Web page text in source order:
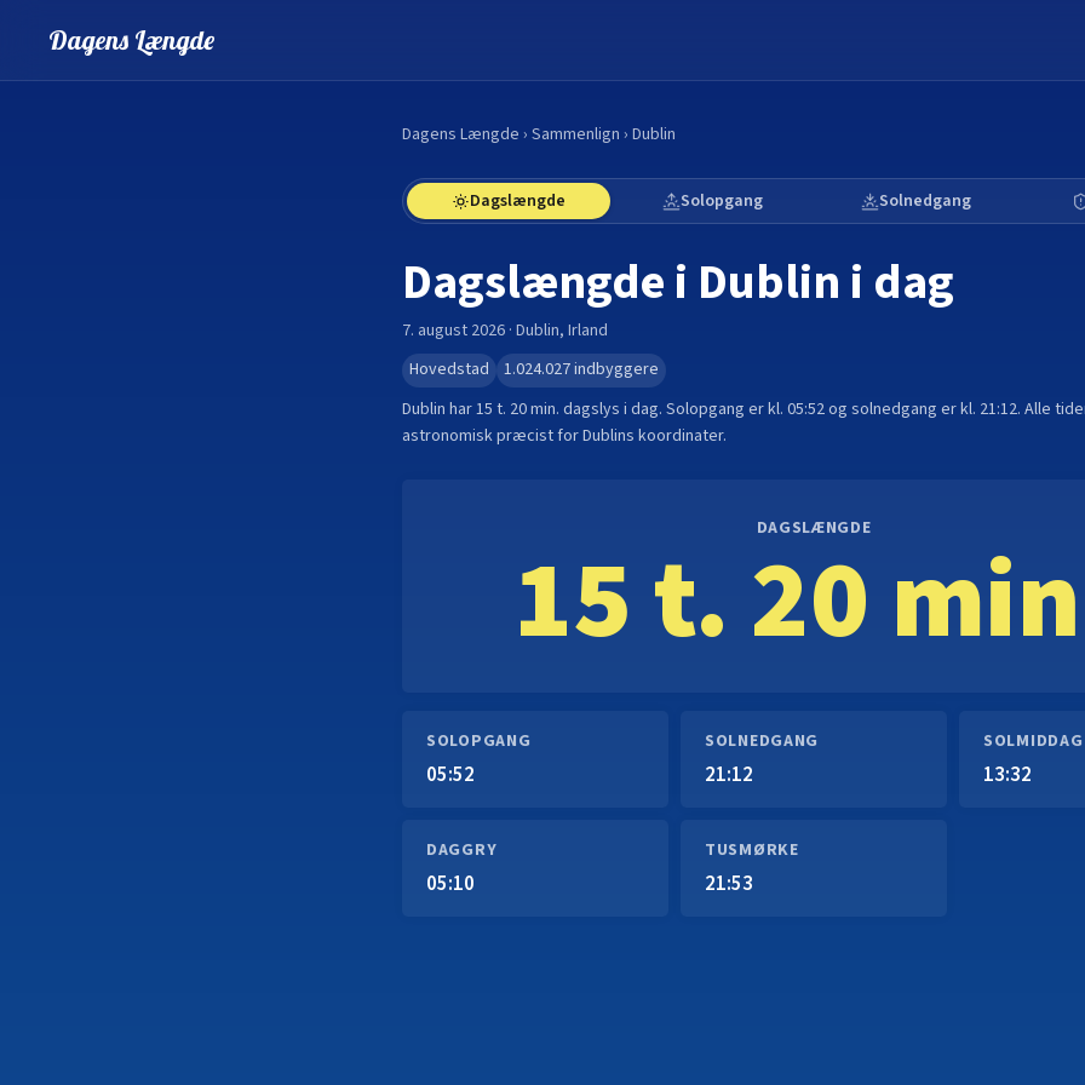
Dagens Længde
Dagens Længde › Sammenlign › Dublin
Dagslængde Solopgang Solnedgang
Dagslængde i Dublin i dag
7. august 2026 · Dublin, Irland
Hovedstad
1.024.027indbyggere
Dublin har15 t. 20 min. dagslys i dag. Solopgang er kl. 05:52og solnedgang er kl. 21:12. Alle
astronomisk præcist forDublins koordinater.
DAGSLÆNGDE
15 t. 20
SOLOPGANG
05:52
SOLNEDGANG
21:12
SOLMIDDAG
13:32
DAGGRY
05:10
TUSMØRKE
21:53